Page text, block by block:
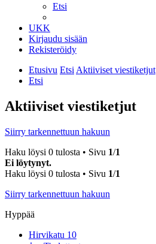
Etsi
UKK
Kirjaudu sisään
Rekisteröidy
Etusivu EtsiAktiiviset viestiketjut
Etsi
Aktiiviset viestiketjut
Siirry tarkennettuun hakuun
Haku löysi 0 tulosta • Sivu 1/1
Ei löytynyt.
Haku löysi 0 tulosta • Sivu 1/1
Siirry tarkennettuun hakuun
Hyppää
Hirvikatu 10